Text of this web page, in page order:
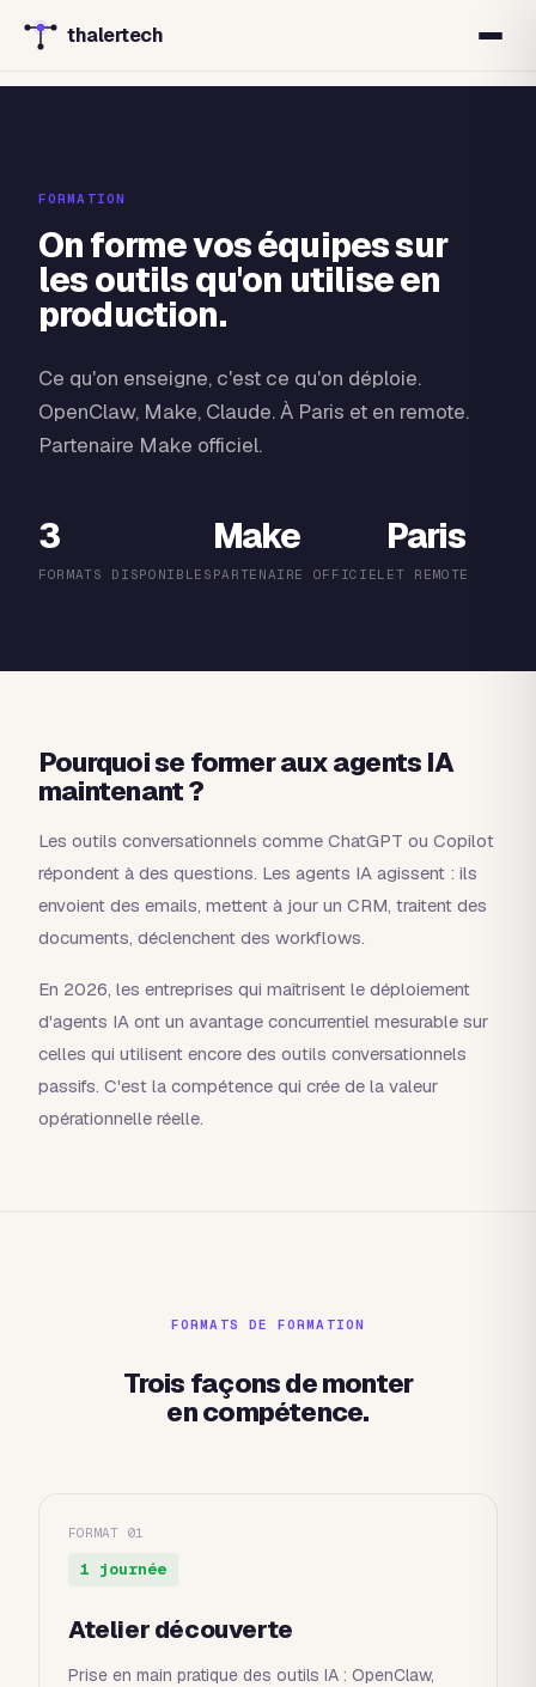
thalertech
FORMATION
On forme vos équipes sur
les outils qu'on utilise en
production.
Ce qu'on enseigne, c'est ce qu'on déploie.
OpenClaw, Make, Claude. À Paris et en remote.
Partenaire Make officiel.
3
FORMATS DISPONIBLES
Make
PARTENAIRE OFFICIEL
Paris
ET REMOTE
Pourquoi se former aux agents IA
maintenant ?
Les outils conversationnels comme ChatGPT ou Copilot
répondent à des questions. Les agents IA agissent : ils
envoient des emails, mettent à jour un CRM, traitent des
documents, déclenchent des workflows.
En 2026, les entreprises qui maîtrisent le déploiement
d'agents IA ont un avantage concurrentiel mesurable sur
celles qui utilisent encore des outils conversationnels
passifs. C'est la compétence qui crée de la valeur
opérationnelle réelle.
FORMATS DE FORMATION
Trois façons de monter
en compétence.
FORMAT 01
1 journée
Atelier découverte
Prise en main pratique des outils IA : OpenClaw,